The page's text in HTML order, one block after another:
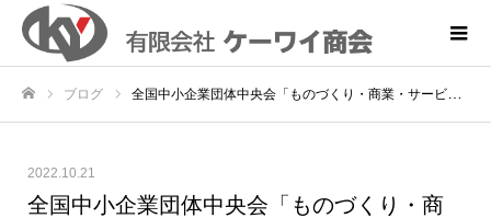
ブログ 全国中小企業団体中央会「ものづくり・商業・サービス生産性向上促進補助金」において申請案件が採択される。
2022.10.21
全国中小企業団体中央会「ものづくり・商